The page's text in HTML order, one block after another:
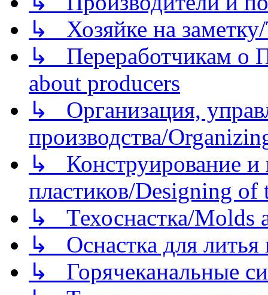
↳ Хозяйке на
↳ Переработчикам о
about producers
↳ Организация,
производства/
↳ Конструирование и
пластиков/Designing of
↳ Техоснастка/Molds
↳ Оснастка для литья
↳ Горячеканальные